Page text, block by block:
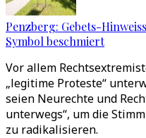
Penzberg: Gebets-
Symbol beschmiert
Vor allem
„legitime Proteste“
seien Neurechte und
unterwegs“, um die
zu radikalisieren.